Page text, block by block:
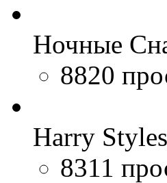
Ночные
8820
Harry Styles
8311